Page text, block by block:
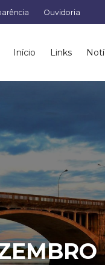
Ouvidoria
Início Links